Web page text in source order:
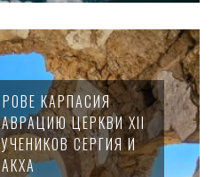
КАРПАСИЯ
ЦЕРКВИ XII
СЕРГИЯ И